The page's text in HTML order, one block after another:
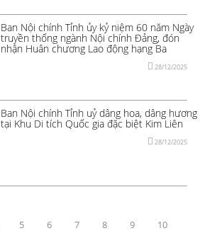
Ban Nội chính Tỉnh ủy kỷ niệm 60 năm Ngày
truyền thống ngành Nội chính Đảng, đón
nhận Huân chương Lao động hạng Ba
28/12/2025
Ban Nội chính Tỉnh uỷ dâng hoa, dâng hương
tại Khu Di tích Quốc gia đặc biệt Kim Liên
28/12/2025
5 6 7 8 9
10